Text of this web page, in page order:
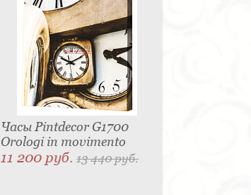
Часы Pintdecor G1700
Orologi in movimento
11 200 руб.13 440 руб.